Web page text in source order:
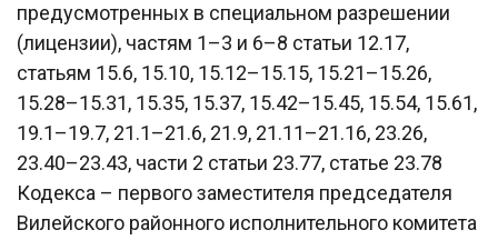
предусмотренных в специальном разрешении
(лицензии), частям 1–3 и 6–8 статьи 12.17,
статьям 15.6, 15.10, 15.12–15.15, 15.21–15.26,
15.28–15.31, 15.35, 15.37, 15.42–15.45, 15.54, 15.61,
19.1–19.7, 21.1–21.6, 21.9, 21.11–21.16, 23.26,
23.40–23.43, части 2 статьи 23.77, статье 23.78
Кодекса – первого заместителя председателя
Вилейского районного исполнительного комитета